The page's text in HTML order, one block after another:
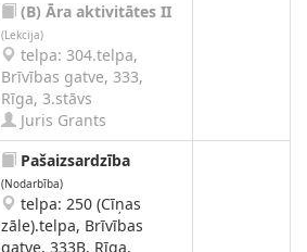
(B) Āra aktivitātes II
(Lekcija)
telpa: 304.telpa,
Brīvības gatve, 333,
Rīga, 3.stāvs
Juris Grants
Pašaizsardzība
(Nodarbība)
telpa: 250 (Cīņas
zāle).telpa, Brīvības
gatve, 333B, Rīga,